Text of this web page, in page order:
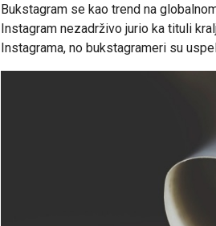
Bukstagram se kao trend na
Instagram nezadrživo jurio ka tituli
Instagrama, no bukstagrameri su